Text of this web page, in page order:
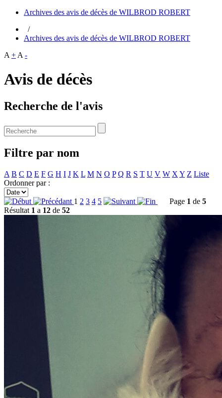
Archives des avis de décès de WILBROD ROBERT
/
Archives des avis de décès de WILBROD ROBERT
A + A -
Avis de décès
Recherche de l'avis
Filtre par nom
A B C D E F G H I J K L M N O P Q R S T U V W X Y Z Liste
Ordonner par :
1 2 3 4 5 Page 1 de 5
Résultat 1 a 12 de 52